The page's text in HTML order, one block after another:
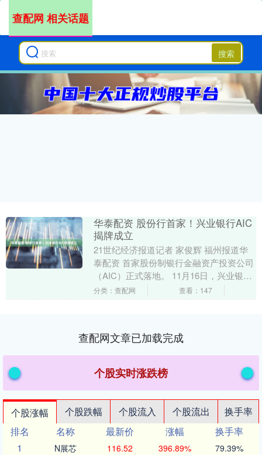
搜索
查配网 相关话题
华泰配资 股份行首家！兴业银行AIC
揭牌成立
21世纪经济报道记者 家俊辉 福州报道华
泰配资 首家股份制银行金融资产投资公司
（AIC）正式落地。 11月16日，兴业银行
旗下全资子公司兴银金融资产投资有限公
分类：查配网 查看：147
查配网文章已加载完成
个股实时涨跌榜
个股涨幅 个股跌幅 个股流入 个股流出
换手率
排名
名称 最新价 涨幅
换手率
1
N展芯 116.52 396.89% 79.39%